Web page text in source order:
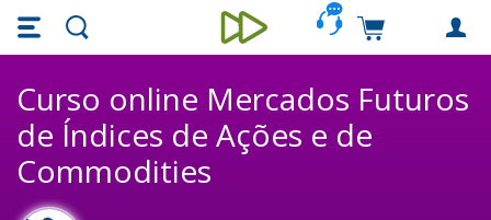
Skip main navigation
Skip to main content
Unieducar
Carrinho de
Curso online Mercados Futuros
de Índices de Ações e de
Commodities